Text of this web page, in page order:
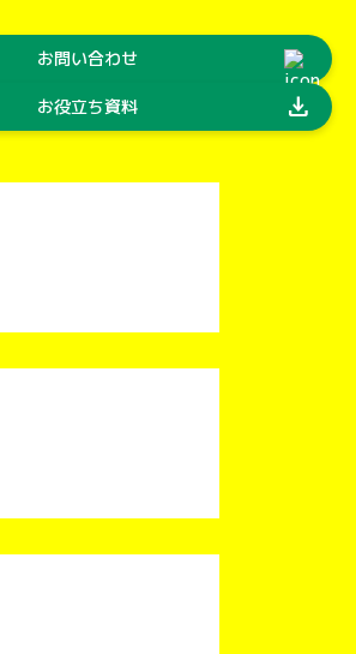
お問い合わせ
お役立ち資料 download